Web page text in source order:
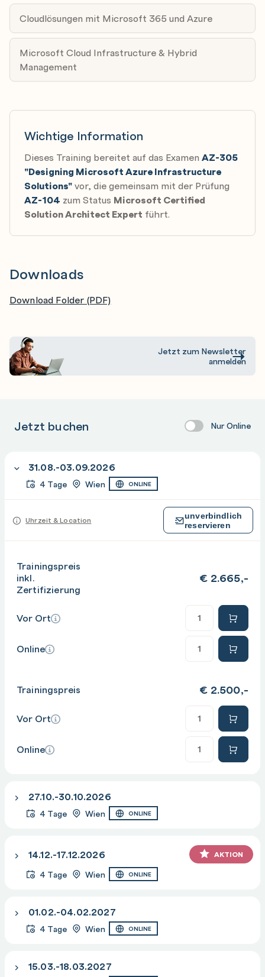
Microsoft Azure Well-Architected Framework -
Security
Accelerate cloud adoption with the Microsoft Cloud
Adoption Framework for Azure
defined strategy
Prepare for cloud adoption with a data-driven plan
Choose the best Azure landing zone to support your
requirements for cloud operations
Use the Cloud Adoption Framework Migrate
supported workloads deployed to the cloud
technologies
Prepare for cloud security by using the Microsoft
Cloud Adoption Framework for Azure
Cloudlösungen mit Microsoft 365 und Azure
Microsoft Cloud Infrastructure & Hybrid
Management
Wichtige Information
Dieses Training bereitet auf das Examen AZ-305
"Designing Microsoft Azure Infrastructure
Solutions"vor, die gemeinsam mit der Prüfung
AZ-104 zum Status Microsoft Certified
Solution Architect Expert führt.
Downloads
Download Folder (PDF)
Jetzt zum Newsletter
anmelden
Jetzt buchen Nur Online
31.08.-03.09.2026
4 Tage Wien ONLINE
Uhrzeit & Location
unverbindlich
reservieren
Trainingspreis
inkl.
Zertifizierung
€ 2.665,-
Vor Ort
Online
Trainingspreis € 2.500,-
Vor Ort
Online
27.10.-30.10.2026
4 Tage Wien ONLINE
14.12.-17.12.2026 AKTION
4 Tage Wien ONLINE
01.02.-04.02.2027
4 Tage Wien ONLINE
15.03.-18.03.2027